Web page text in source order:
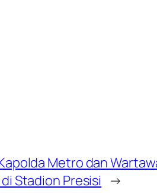
Metro dan
Stadion Presisi →